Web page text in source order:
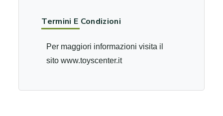
Termini E Condizioni
Per maggiori informazioni visita il
sito www.toyscenter.it